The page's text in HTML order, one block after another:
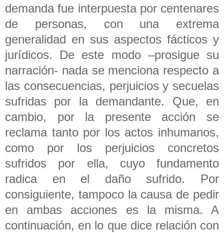
demanda fue interpuesta por centenares
de personas, con una extrema
generalidad en sus aspectos fácticos y
jurídicos. De este modo –prosigue su
narración- nada se menciona respecto a
las consecuencias, perjuicios y secuelas
sufridas por la demandante. Que, en
cambio, por la presente acción se
reclama tanto por los actos inhumanos,
como por los perjuicios concretos
sufridos por ella, cuyo fundamento
radica en el daño sufrido. Por
consiguiente, tampoco la causa de pedir
en ambas acciones es la misma. A
continuación, en lo que dice relación con